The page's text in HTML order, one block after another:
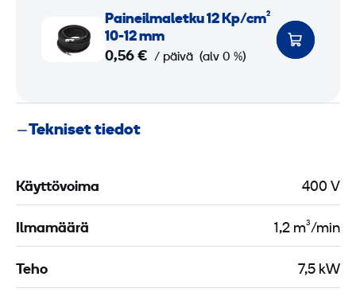
e
t
k
u
2
5
m
a
l
e
t
k
Paine­ilmaletku 12 Kp/cm²
10-12 mm
0,56 € / päivä (alv 0 %)
Tekniset tiedot
Käyttövoima 400 V
Ilmamäärä 1,2 m³/min
Teho 7,5 kW